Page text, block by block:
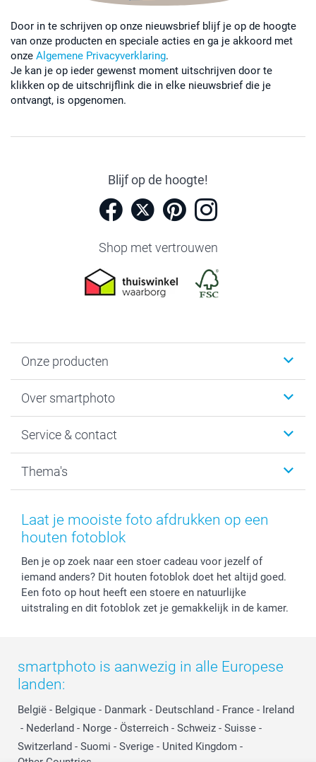
Door in te schrijven op onze nieuwsbrief blijf je op de hoogte
van onze producten en speciale acties en ga je akkoord met
onze Algemene Privacyverklaring.
Je kan je op ieder gewenst moment uitschrijven door te
klikken op de uitschrijflink die in elke nieuwsbrief die je
ontvangt, is opgenomen.
Blijf op de hoogte!
Shop met vertrouwen
Onze producten
Fotoboeken
Fotocadeaus
Kaarten
Over smartphoto
Vacatures
Bestelproces
Herroepingsrecht
Privacy
Reviews
Prijslijst
Investor Relations
Service & contact
Tevredenheidsgarantie
Mijn orderstatus
smartbonus
service@smartphoto.nl
Affiliate partnerprogramma
Partnerships
Thema's
Baby
Moederdag
Huwelijk
Laat je mooiste foto afdrukken op een
houten fotoblok
Ben je op zoek naar een stoer cadeau voor jezelf of
iemand anders? Dit houten fotoblok doet het altijd goed.
Een foto op hout heeft een stoere en natuurlijke
uitstraling en dit fotoblok zet je gemakkelijk in de kamer.
smartphoto is aanwezig in alle Europese
landen:
België - Belgique - Danmark - Deutschland - France - Ireland
- Nederland - Norge - Österreich - Schweiz - Suisse -
Switzerland - Suomi - Sverige - United Kingdom -